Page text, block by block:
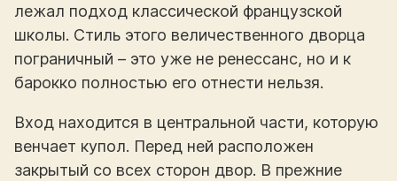
лежал подход классической французской
школы. Стиль этого величественного дворца
пограничный – это уже не ренессанс, но и к
барокко полностью его отнести нельзя.
Вход находится в центральной части, которую
венчает купол. Перед ней расположен
закрытый со всех сторон двор. В прежние